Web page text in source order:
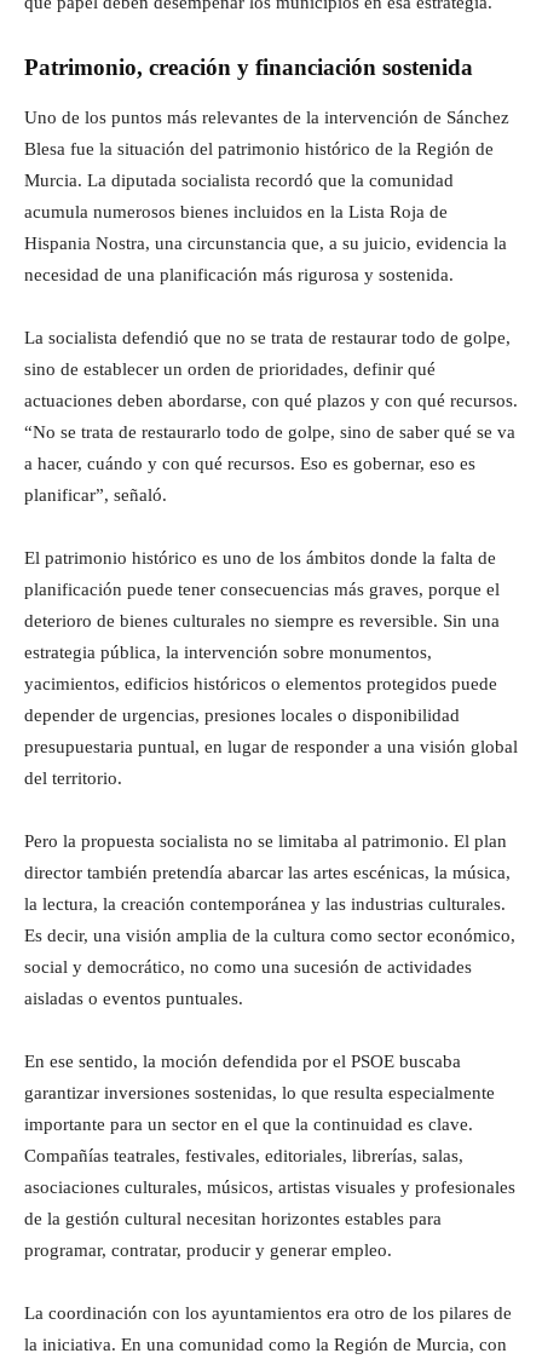
Patrimonio, creación y financiación sostenida
Uno de los puntos más relevantes de la intervención de Sánchez
Blesa fue la situación del patrimonio histórico de la Región de
Murcia. La diputada socialista recordó que la comunidad
acumula numerosos bienes incluidos en la Lista Roja de
Hispania Nostra, una circunstancia que, a su juicio, evidencia la
necesidad de una planificación más rigurosa y sostenida.
La socialista defendió que no se trata de restaurar todo de golpe,
sino de establecer un orden de prioridades, definir qué
actuaciones deben abordarse, con qué plazos y con qué recursos.
“No se trata de restaurarlo todo de golpe, sino de saber qué se va
a hacer, cuándo y con qué recursos. Eso es gobernar, eso es
planificar”, señaló.
El patrimonio histórico es uno de los ámbitos donde la falta de
planificación puede tener consecuencias más graves, porque el
deterioro de bienes culturales no siempre es reversible. Sin una
estrategia pública, la intervención sobre monumentos,
yacimientos, edificios históricos o elementos protegidos puede
depender de urgencias, presiones locales o disponibilidad
presupuestaria puntual, en lugar de responder a una visión global
del territorio.
Pero la propuesta socialista no se limitaba al patrimonio. El plan
director también pretendía abarcar las artes escénicas, la música,
la lectura, la creación contemporánea y las industrias culturales.
Es decir, una visión amplia de la cultura como sector económico,
social y democrático, no como una sucesión de actividades
aisladas o eventos puntuales.
En ese sentido, la moción defendida por el PSOE buscaba
garantizar inversiones sostenidas, lo que resulta especialmente
importante para un sector en el que la continuidad es clave.
Compañías teatrales, festivales, editoriales, librerías, salas,
asociaciones culturales, músicos, artistas visuales y profesionales
de la gestión cultural necesitan horizontes estables para
programar, contratar, producir y generar empleo.
La coordinación con los ayuntamientos era otro de los pilares de
la iniciativa. En una comunidad como la Región de Murcia, con